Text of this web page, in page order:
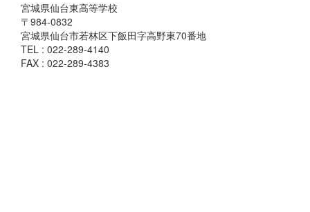
宮城県仙台東高等学校
〒984-0832
宮城県仙台市若林区下飯田字高野東70番地
TEL : 022-289-4140
FAX : 022-289-4383